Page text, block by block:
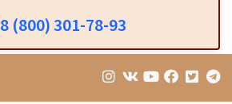
8 (800) 301-78-93